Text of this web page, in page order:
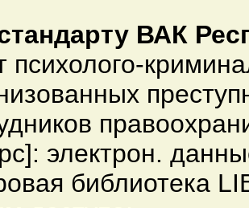
ВАК
психолого-
электрон.
библиотека